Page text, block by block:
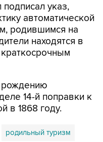
указ,
автоматической
родившимся на
находятся в
рождению
14-й поправки к
в 1868 году.
родильный туризм